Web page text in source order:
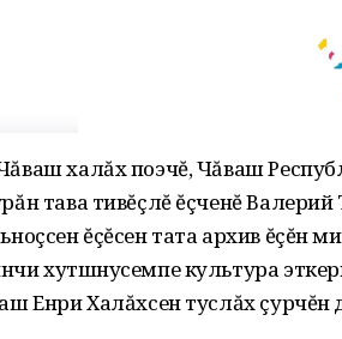
халăх поэчĕ, Чăваш
тава тивĕçлĕ ĕçченĕ
ĕçĕсен тата архив ĕçĕн
хутшӑнусемпе культура
Енри Халăхсен туслăх çурчĕн